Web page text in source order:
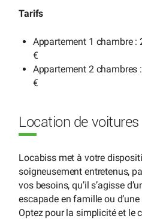
Tarifs
Appartement 1 chambre :
€
Appartement 2 chambres
€
Location de voitures
Locabiss met à votre
soigneusement entretenus,
vos besoins, qu’il s’agisse
escapade en famille ou
Optez pour la simplicité et le